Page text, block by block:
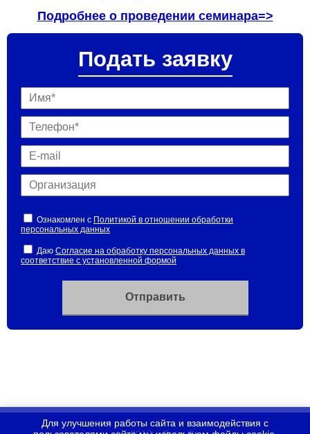
Вебинары
Контакты
Подробнее о проведении семинара=>
Подать заявку
Ознакомлен с Политикой в отношении обработки
персональных данных
Даю Согласие на обработку персональных данных в
соответствие с установленной формой
Для улучшения работы сайта и взаимодействия с